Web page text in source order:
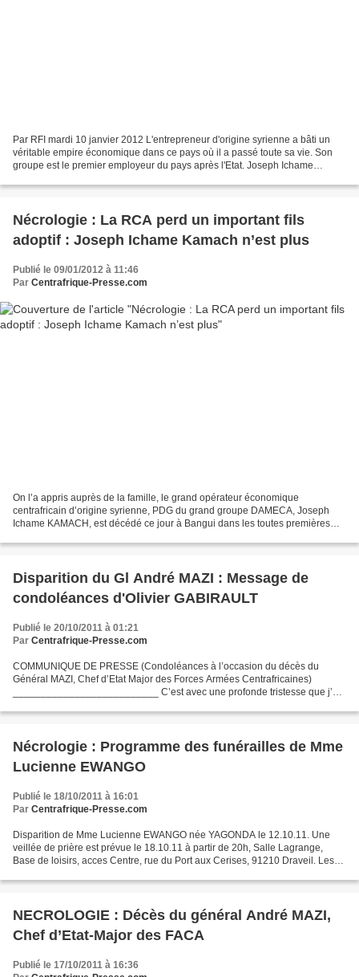
Par RFI mardi 10 janvier 2012 L'entrepreneur d'origine syrienne a bâti un
véritable empire économique dans ce pays où il a passé toute sa vie. Son
groupe est le premier employeur du pays après l'Etat. Joseph Ichame
Nécrologie : La RCA perd un important fils
adoptif : Joseph Ichame Kamach n’est plus
Publié le 09/01/2012 à 11:46
Par Centrafrique-Presse.com
On l’a appris auprès de la famille, le grand opérateur économique
centrafricain d’origine syrienne, PDG du grand groupe DAMECA, Joseph
Ichame KAMACH, est décédé ce jour à Bangui dans les toutes premières
Disparition du Gl André MAZI : Message de
condoléances d'Olivier GABIRAULT
Publié le 20/10/2011 à 01:21
Par Centrafrique-Presse.com
COMMUNIQUE DE PRESSE (Condoléances à l’occasion du décès du
Général MAZI, Chef d’Etat Major des Forces Armées Centrafricaines)
__________________________ C’est avec une profonde tristesse que j’ai
Nécrologie : Programme des funérailles de Mme
Lucienne EWANGO
Publié le 18/10/2011 à 16:01
Par Centrafrique-Presse.com
Disparition de Mme Lucienne EWANGO née YAGONDA le 12.10.11. Une
veillée de prière est prévue le 18.10.11 à partir de 20h, Salle Lagrange,
Base de loisirs, acces Centre, rue du Port aux Cerises, 91210 Draveil. Les
NECROLOGIE : Décès du général André MAZI,
Chef d’Etat-Major des FACA
Publié le 17/10/2011 à 16:36